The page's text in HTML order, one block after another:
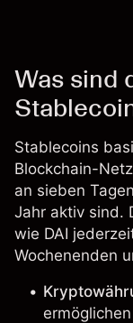
Was sind
Stablecoins
Blockchain-
an sieben
Jahr aktiv sind.
wie DAI
Wochenenden